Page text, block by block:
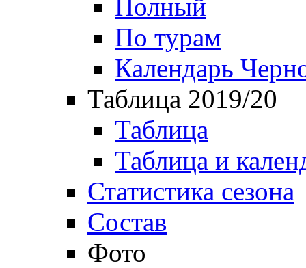
Полный
По турам
Календарь
Таблица 2019/20
Таблица
Таблица и
Статистика сезона
Состав
Фото